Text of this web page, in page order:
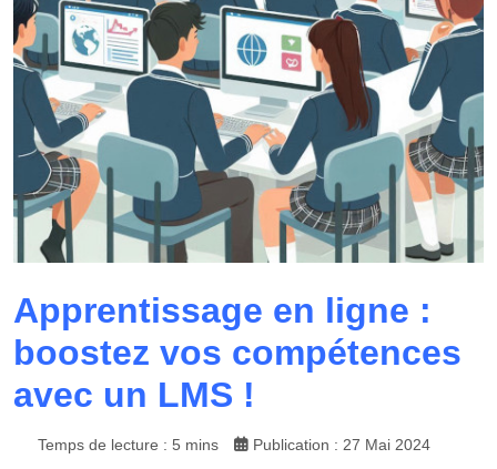
Apprentissage en ligne :
boostez vos compétences
avec un LMS !
Temps de lecture : 5 mins Publication : 27 Mai 2024